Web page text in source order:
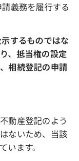
義務を履行する
するものではな
、抵当権の設定
相続登記の申請
動産登記のよう
ないため、当該
います。